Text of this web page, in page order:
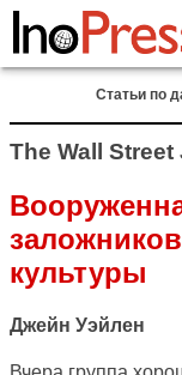
Статьи по
The Wall Street
культуры
Джейн Уэйлен